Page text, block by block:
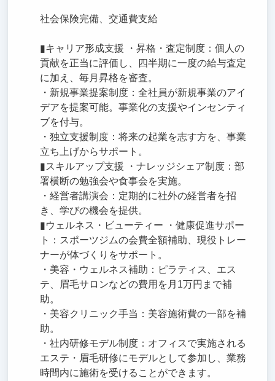
社会保険完備、交通費支給
▮キャリア形成支援 ・昇格・査定制度：個人の
貢献を正当に評価し、四半期に一度の給与査定
に加え、毎月昇格を審査。
・新規事業提案制度：全社員が新規事業のアイ
デアを提案可能。事業化の支援やインセンティ
ブを付与。
・独立支援制度：将来の起業を志す方を、事業
立ち上げからサポート。
▮スキルアップ支援 ・ナレッジシェア制度：部
署横断の勉強会や食事会を実施。
・経営者講演会：定期的に社外の経営者を招
き、学びの機会を提供。
▮ウェルネス・ビューティー ・健康促進サポー
ト：スポーツジムの会費全額補助、現役トレー
ナーが体づくりをサポート。
・美容・ウェルネス補助：ピラティス、エス
テ、眉毛サロンなどの費用を月1万円まで補
助。
・美容クリニック手当：美容施術費の一部を補
助。
・社内研修モデル制度：オフィスで実施される
エステ・眉毛研修にモデルとして参加し、業務
時間内に施術を受けることができます。